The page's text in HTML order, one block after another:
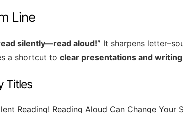
Line
silently—read aloud!” It sharpens
a shortcut to clear presentations and writing
Titles
Reading! Reading Aloud Can Change Your